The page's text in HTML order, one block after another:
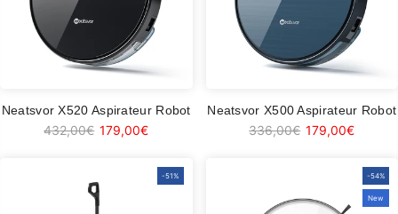
Neatsvor X520 Aspirateur Robot
432,00€ 179,00€
Neatsvor X500 Aspirateur Robot
336,00€ 179,00€
-51% -54%
New